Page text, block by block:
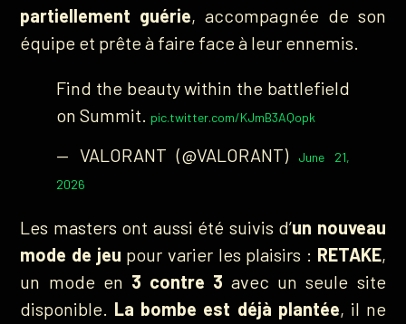
partiellement guérie, accompagnée de son
équipe et prête à faire face à leur ennemis.
Find the beauty within the battlefield
on Summit.
pic.twitter.com/KJmB3AQopk
— VALORANT (@VALORANT)
June 21,
2026
Les masters ont aussi été suivis d’un nouveau
mode de jeu pour varier les plaisirs : RETAKE,
un mode en 3 contre 3 avec un seule site
disponible. La bombe est déjà plantée, il ne